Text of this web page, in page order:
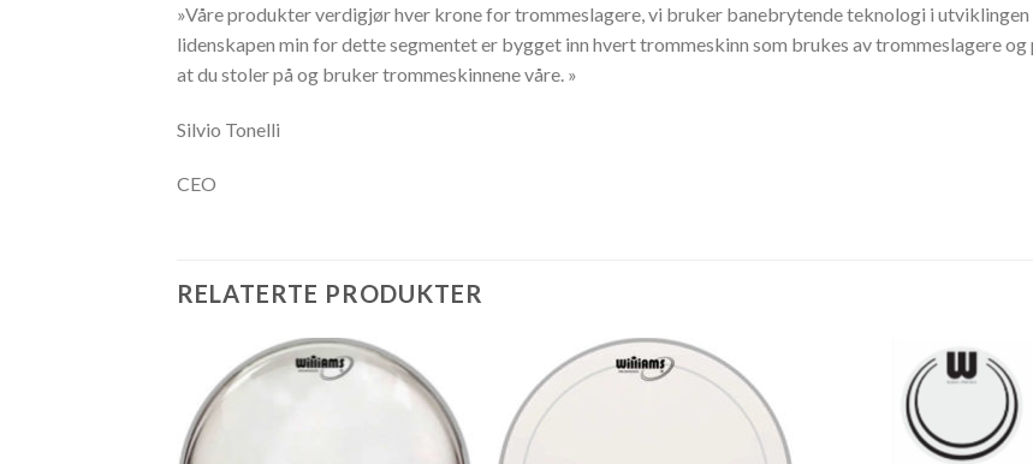
»Våre produkter verdigjør hver krone for trommeslagere, vi bruker banebrytende teknologi i utviklingen
lidenskapen min for dette segmentet er bygget inn hvert trommeskinn som brukes av trommeslagere
at du stoler på og bruker trommeskinnene våre. »
Silvio Tonelli
CEO
RELATERTE PRODUKTER